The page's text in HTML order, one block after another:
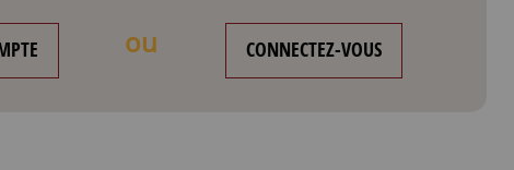
ou CONNECTEZ-VOUS